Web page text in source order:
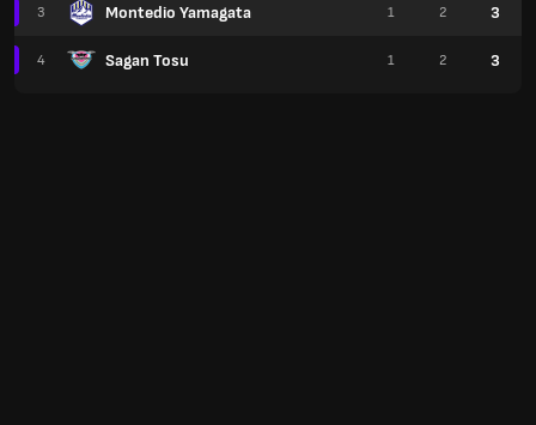
3 Montedio Yamagata
4 Sagan Tosu
1 2 3
1 2 3